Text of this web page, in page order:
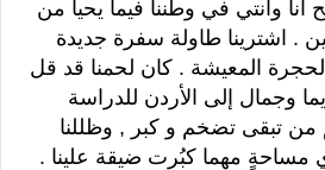
أنا وأنتي في وطننا فيما يحيا من
. اشترينا طاولة سفرة جديدة
المعيشة . كان لحمنا قد قل
وجمال إلى الأردن للدراسة
من تبقى تضخم و كبر , وظللنا
مساحةٍ مهما كبُرت ضيقة علينا .